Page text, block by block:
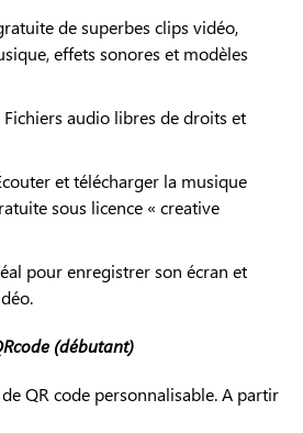
de superbes clips vidéo,
effets sonores et modèles
Fichiers audio libres de droits et
et télécharger la musique
sous licence « creative
pour enregistrer son écran et
(débutant)
QR code personnalisable. A partir